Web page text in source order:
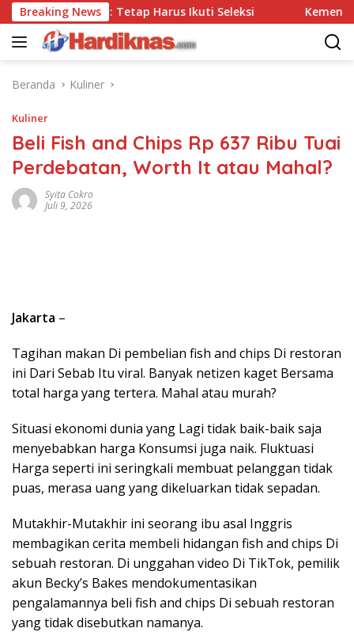
Langsung
ke
konten
Breaking News
Tes, Polri: Tetap Harus Ikuti Seleksi Kemenpar
Beranda Kuliner
Kuliner
Beli Fish and Chips Rp 637 Ribu Tuai
Perdebatan, Worth It atau Mahal?
Syita Cokro
Juli 9, 2026
Jakarta –
Tagihan makan Di pembelian fish and chips Di restoran
ini Dari Sebab Itu viral. Banyak netizen kaget Bersama
total harga yang tertera. Mahal atau murah?
Situasi ekonomi dunia yang Lagi tidak baik-baik saja
menyebabkan harga Konsumsi juga naik. Fluktuasi
Harga seperti ini seringkali membuat pelanggan tidak
puas, merasa uang yang dikeluarkan tidak sepadan.
Mutakhir-Mutakhir ini seorang ibu asal Inggris
membagikan cerita membeli hidangan fish and chips Di
sebuah restoran. Di unggahan video Di TikTok, pemilik
akun Becky’s Bakes mendokumentasikan
pengalamannya beli fish and chips Di sebuah restoran
yang tidak disebutkan namanya.